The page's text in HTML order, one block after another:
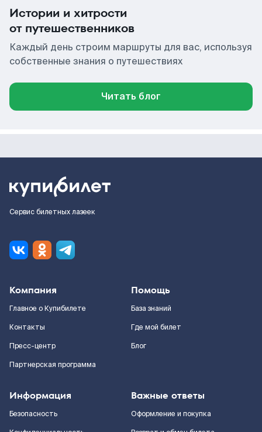
Истории и хитрости
от путешественников
Каждый день строим маршруты для вас, используя
собственные знания о путешествиях
Читать блог
Сервис билетных лазеек
Компания
Главное о Купибилете
Контакты
Пресс-центр
Партнерская программа
Помощь
База знаний
Где мой билет
Блог
Информация
Безопасность
Важные ответы
Оформление и покупка